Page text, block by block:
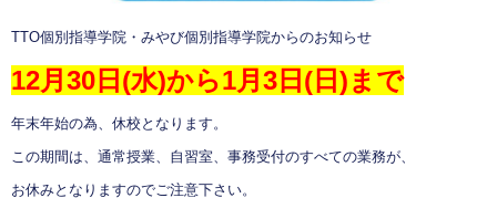
TTO個別指導学院・みやび個別指導学院からのお知らせ
12月30日(水)から1月3日(日)まで
年末年始の為、休校となります。
この期間は、通常授業、自習室、事務受付のすべての業務が、
お休みとなりますのでご注意下さい。